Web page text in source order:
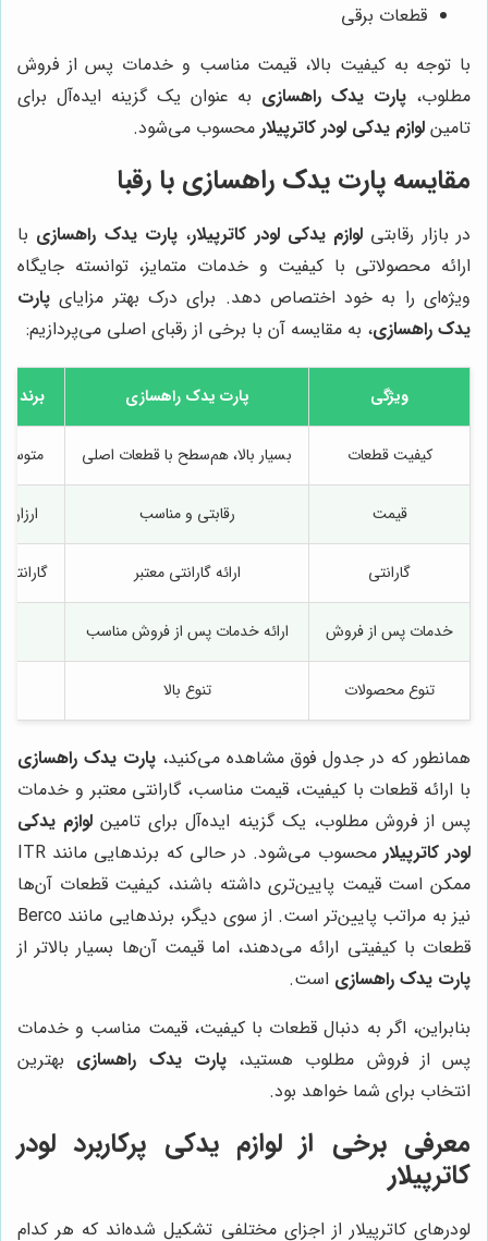
قطعات برقی
با توجه به کیفیت بالا، قیمت مناسب و خدمات پس از فروش
مطلوب، پارت یدک راهسازی به عنوان یک گزینه ایده‌آل برای
تامین لوازم یدکی لودر کاترپیلار محسوب می‌شود.
مقایسه پارت یدک راهسازی با رقبا
در بازار رقابتی لوازم یدکی لودر کاترپیلار،پارت یدک راهسازی با
ارائه محصولاتی با کیفیت و خدمات متمایز، توانسته جایگاه
ویژه‌ای را به خود اختصاص دهد. برای درک بهتر مزایای پارت
یدک راهسازی، به مقایسه آن با برخی از رقبای اصلی می‌پردازیم:
ویژگی پارت یدک راهسازی برند A (به عنوان مثال، ITR)
کیفیت قطعات بسیار بالا، هم‌سطح با قطعات اصلی
قیمت رقابتی و مناسب
گارانتی ارائه گارانتی معتبر
خدمات پس از فروش ارائه خدمات پس از فروش مناسب
تنوع محصولات تنوع بالا
همانطور که در جدول فوق مشاهده می‌کنید،پارت یدک راهسازی
با ارائه قطعات با کیفیت، قیمت مناسب، گارانتی معتبر و خدمات
پس از فروش مطلوب، یک گزینه ایده‌آل برای تامین لوازم یدکی
لودر کاترپیلار
محسوب می‌شود. در حالی که برندهایی مانند ITR
ممکن است قیمت پایین‌تری داشته باشند، کیفیت قطعات آن‌ها
نیز به مراتب پایین‌تر است. از سوی دیگر، برندهایی مانند Berco
قطعات با کیفیتی ارائه می‌دهند، اما قیمت آن‌ها بسیار بالاتر از
پارت یدک راهسازی است.
بنابراین، اگر به دنبال قطعات با کیفیت، قیمت مناسب و خدمات
پس از فروش مطلوب هستید،پارت یدک راهسازی بهترین
انتخاب برای شما خواهد بود.
معرفی برخی از لوازم یدکی پرکاربرد لودر
کاترپیلار
لودرهای کاترپیلار از اجزای مختلفی تشکیل شده‌اند که هر کدام